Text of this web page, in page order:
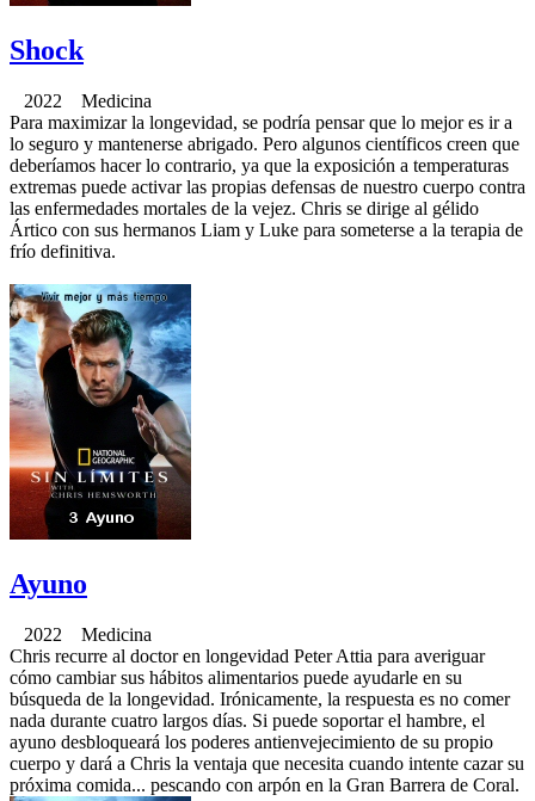
Shock
2022 Medicina
Para maximizar la longevidad, se podría pensar que lo mejor es ir a
lo seguro y mantenerse abrigado. Pero algunos científicos creen que
deberíamos hacer lo contrario, ya que la exposición a temperaturas
extremas puede activar las propias defensas de nuestro cuerpo contra
las enfermedades mortales de la vejez. Chris se dirige al gélido
Ártico con sus hermanos Liam y Luke para someterse a la terapia de
frío definitiva.
Ayuno
2022 Medicina
Chris recurre al doctor en longevidad Peter Attia para averiguar
cómo cambiar sus hábitos alimentarios puede ayudarle en su
búsqueda de la longevidad. Irónicamente, la respuesta es no comer
nada durante cuatro largos días. Si puede soportar el hambre, el
ayuno desbloqueará los poderes antienvejecimiento de su propio
cuerpo y dará a Chris la ventaja que necesita cuando intente cazar su
próxima comida... pescando con arpón en la Gran Barrera de Coral.